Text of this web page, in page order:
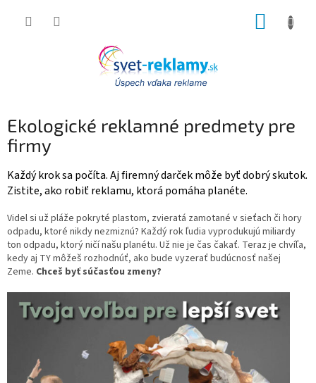
Ekologické reklamné predmety pre
firmy
Každý krok sa počíta. Aj firemný darček môže byť dobrý skutok.
Zistite, ako robiť reklamu, ktorá pomáha planéte.
Videl si už pláže pokryté plastom, zvieratá zamotané v sieťach či hory
odpadu, ktoré nikdy nezmiznú? Každý rok ľudia vyprodukujú miliardy
ton odpadu, ktorý ničí našu planétu. Už nie je čas čakať. Teraz je chvíľa,
kedy aj TY môžeš rozhodnúť, ako bude vyzerať budúcnosť našej
Zeme. Chceš byť súčasťou zmeny?